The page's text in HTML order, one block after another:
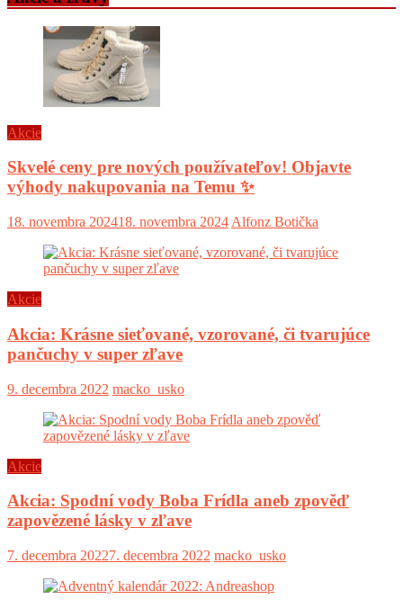
Akcie
Skvelé ceny pre nových používateľov! Objavte
výhody nakupovania na Temu ✨
18. novembra 202418. novembra 2024 Alfonz Botička
Akcie
Akcia: Krásne sieťované, vzorované, či tvarujúce
pančuchy v super zľave
9. decembra 2022 macko_usko
Akcie
Akcia: Spodní vody Boba Frídla aneb zpověď
zapovězené lásky v zľave
7. decembra 20227. decembra 2022 macko_usko